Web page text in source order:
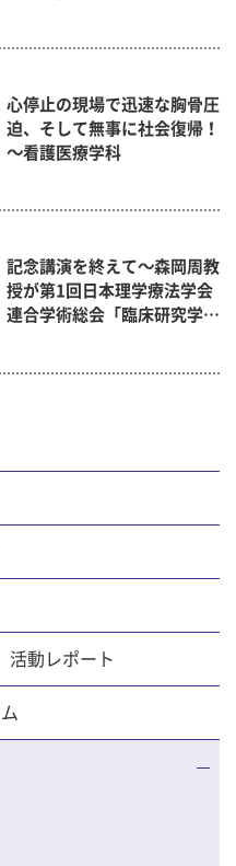
心停止の現場で迅速な胸骨圧
迫、そして無事に社会復帰！
～看護医療学科
記念講演を終えて～森岡周教
授が第1回日本理学療法学会
連合学術総会「臨床研究学術
活動レポート